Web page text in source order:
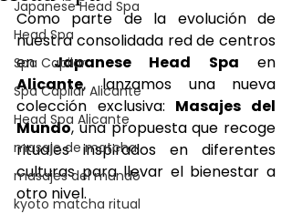
Japanese Head Spa
Head Spa
Spa Capilar
Spa Capilar Alicante
Head Spa Alicante
masaje de matcha
masajes del mundo
kyoto matcha ritual
Como parte de la evolución de
nuestra consolidada red de centros
en Japanese Head Spa
Alicante, lanzamos una nueva
colección exclusiva: Masajes del
Mundo, una propuesta que recoge
rituales inspirados en diferentes
culturas para llevar el bienestar a
otro nivel.